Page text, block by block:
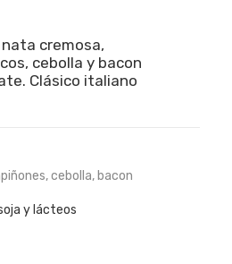
cremosa,
cebolla y bacon
Clásico italiano
cebolla, bacon
y lácteos